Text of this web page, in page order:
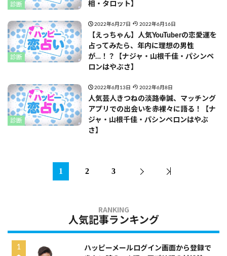
診断
相・タロット】
診断
2022年6月27日 2022年6月16日
【えっちゃん】人気YouTuberの恋愛運を
占ってみたら、年内に理想の男性
が…！？【ナジャ・山根千佳・パシンペ
ロンはやぶさ】
診断
2022年6月13日 2022年6月8日
人気芸人きつねの淡路幸誠、マッチング
アプリでの出会いを赤裸々に語る！【ナ
ジャ・山根千佳・パシンペロンはやぶ
さ】
1 2 3
人気記事ランキング
ハッピーメールログイン画面から登録で